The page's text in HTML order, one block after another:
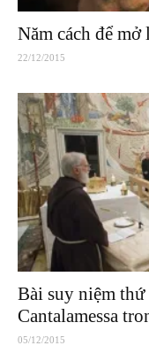
Năm cách để
22/12/2015
Bài suy niệm
Cantalamessa
05/12/2015